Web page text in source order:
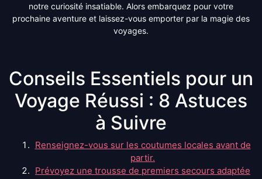
notre curiosité insatiable. Alors embarquez pour votre
prochaine aventure et laissez-vous emporter par la magie des
voyages.
Conseils Essentiels pour un
Voyage Réussi : 8 Astuces
à Suivre
Renseignez-vous sur les coutumes locales avant de
partir.
Prévoyez une trousse de premiers secours adaptée